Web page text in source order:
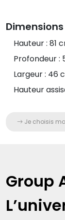
Dimensions
Hauteur : 81
Profondeur :
Largeur : 46
Hauteur
Je choisis
Group